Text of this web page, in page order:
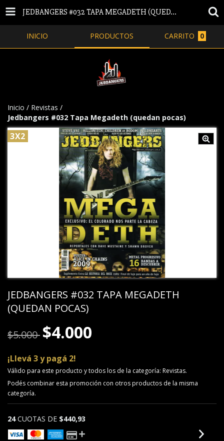
JEDBANGERS #032 TAPA MEGADETH (QUEDAN POCAS)
INICIO PRODUCTOS CARRITO 0
Inicio / Revistas /
Jedbangers #032 Tapa Megadeth (quedan pocas)
3X2
JEDBANGERS #032 TAPA MEGADETH
(QUEDAN POCAS)
$5.000 $4.000
¡Llevá 3 y pagá 2!
Válido para este producto y todos los de la categoría: Revistas.
Podés combinar esta promoción con otros productos de la misma
categoría.
24 CUOTAS DE $440,93